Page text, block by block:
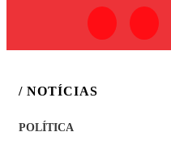
/ NOTÍCIAS
POLÍTICA